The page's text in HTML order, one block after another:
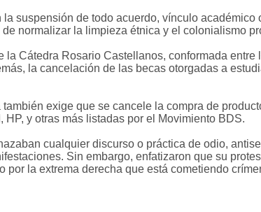
suspensión de todo acuerdo, vínculo
normalizar la limpieza étnica y el colonialismo
Cátedra Rosario Castellanos, conformada
la cancelación de las becas otorgadas a
exige que se cancele la compra de
y otras más listadas por el Movimiento BDS.
cualquier discurso o práctica de odio,
Sin embargo, enfatizaron que su
la extrema derecha que está cometiendo